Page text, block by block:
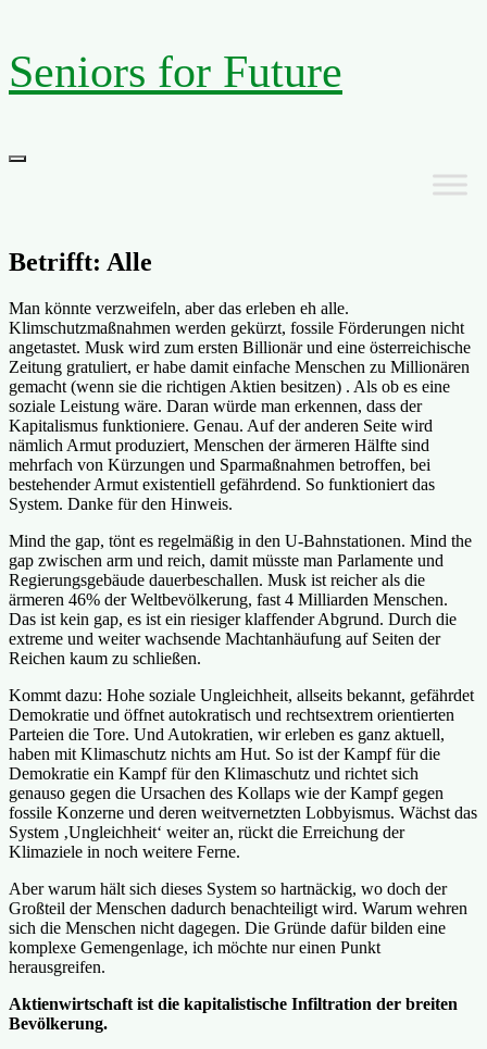
Zum
Inhalt
springen
Seniors for Future
Primäres
Betrifft: Alle
Man könnte verzweifeln, aber das erleben eh alle.
Klimschutzmaßnahmen werden gekürzt, fossile Förderungen nicht
angetastet. Musk wird zum ersten Billionär und eine österreichische
Zeitung gratuliert, er habe damit einfache Menschen zu Millionären
gemacht (wenn sie die richtigen Aktien besitzen) . Als ob es eine
soziale Leistung wäre. Daran würde man erkennen, dass der
Kapitalismus funktioniere. Genau. Auf der anderen Seite wird
nämlich Armut produziert, Menschen der ärmeren Hälfte sind
mehrfach von Kürzungen und Sparmaßnahmen betroffen, bei
bestehender Armut existentiell gefährdend. So funktioniert das
System. Danke für den Hinweis.
Mind the gap, tönt es regelmäßig in den U-Bahnstationen. Mind the
gap zwischen arm und reich, damit müsste man Parlamente und
Regierungsgebäude dauerbeschallen. Musk ist reicher als die
ärmeren 46% der Weltbevölkerung, fast 4 Milliarden Menschen.
Das ist kein gap, es ist ein riesiger klaffender Abgrund. Durch die
extreme und weiter wachsende Machtanhäufung auf Seiten der
Reichen kaum zu schließen.
Kommt dazu: Hohe soziale Ungleichheit, allseits bekannt, gefährdet
Demokratie und öffnet autokratisch und rechtsextrem orientierten
Parteien die Tore. Und Autokratien, wir erleben es ganz aktuell,
haben mit Klimaschutz nichts am Hut. So ist der Kampf für die
Demokratie ein Kampf für den Klimaschutz und richtet sich
genauso gegen die Ursachen des Kollaps wie der Kampf gegen
fossile Konzerne und deren weitvernetzten Lobbyismus. Wächst das
System ‚Ungleichheit‘ weiter an, rückt die Erreichung der
Klimaziele in noch weitere Ferne.
Aber warum hält sich dieses System so hartnäckig, wo doch der
Großteil der Menschen dadurch benachteiligt wird. Warum wehren
sich die Menschen nicht dagegen. Die Gründe dafür bilden eine
komplexe Gemengenlage, ich möchte nur einen Punkt
herausgreifen.
Aktienwirtschaft ist die kapitalistische Infiltration der breiten
Bevölkerung.